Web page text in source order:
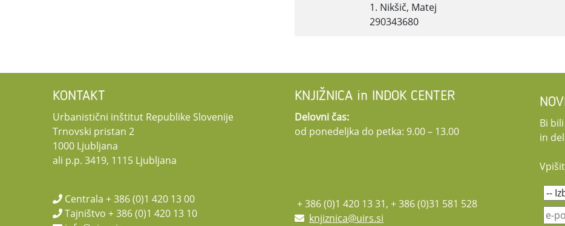
1. Nikšič, Matej
290343680
KONTAKT
Urbanistični inštitut Republike Slovenije
Trnovski pristan 2
1000 Ljubljana
ali p.p. 3419, 1115 Ljubljana
Centrala + 386 (0)1 420 13 00
Tajništvo + 386 (0)1 420 13 10
KNJIŽNICA in INDOK CENTER
Delovni čas:
od ponedeljka do petka: 9.00 – 13.00
+ 386 (0)1 420 13 31, + 386 (0)31 581 528
knjiznica@uirs.si
Bi
in